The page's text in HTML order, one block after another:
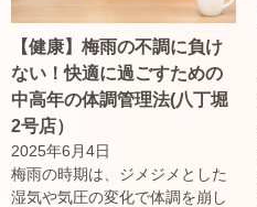
【健康】梅雨の不調に負け
ない！快適に過ごすための
中高年の体調管理法(八丁堀
2号店）
2025年6月4日
梅雨の時期は、ジメジメとした
湿気や気圧の変化で体調を崩し